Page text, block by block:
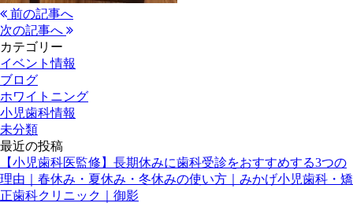
前の記事へ
次の記事へ
カテゴリー
イベント情報
ブログ
ホワイトニング
小児歯科情報
未分類
最近の投稿
【小児歯科医監修】長期休みに歯科受診をおすすめする3つの
理由｜春休み・夏休み・冬休みの使い方｜みかげ小児歯科・矯
正歯科クリニック｜御影